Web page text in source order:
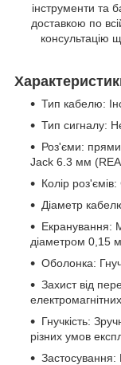
інструменти та
доставкою по
консультацію
Тип кабелю:
Тип сигналу:
Роз'єми:
Jack 6.3 мм
Колір
Діаметр
Екранування:
діаметром 0,15
Оболонка:
Захист від
Гнучкість:
різних умов
Застосування: